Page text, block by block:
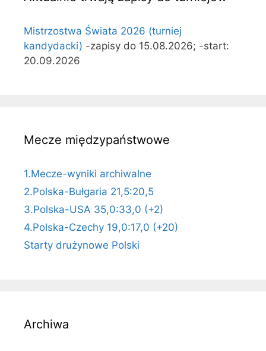
Mistrzostwa Świata 2026 (turniej
kandydacki) -zapisy do 15.08.2026; -start:
20.09.2026
Mecze międzypaństwowe
1.Mecze-wyniki archiwalne
2.Polska-Bułgaria 21,5:20,5
3.Polska-USA 35,0:33,0 (+2)
4.Polska-Czechy 19,0:17,0 (+20)
Starty drużynowe Polski
Archiwa